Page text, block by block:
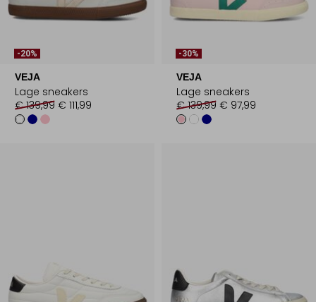
-20%
VEJA
Lage sneakers
€ 139,99 € 111,99
-30%
VEJA
Lage sneakers
€ 139,99 € 97,99